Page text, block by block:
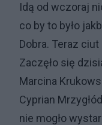
Idą od wczoraj
co by to było
Dobra. Teraz
Zaczęło się
Marcina
Cyprian
nie mogło